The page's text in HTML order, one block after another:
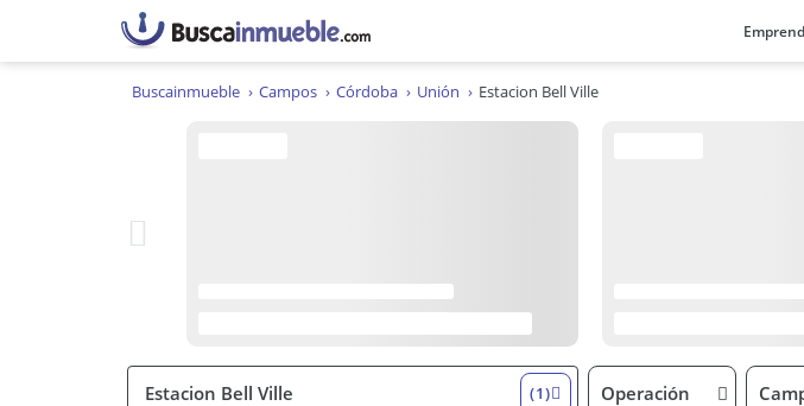
Buscainmueble Campos Córdoba Unión Estacion Bell Ville
(1) Operación